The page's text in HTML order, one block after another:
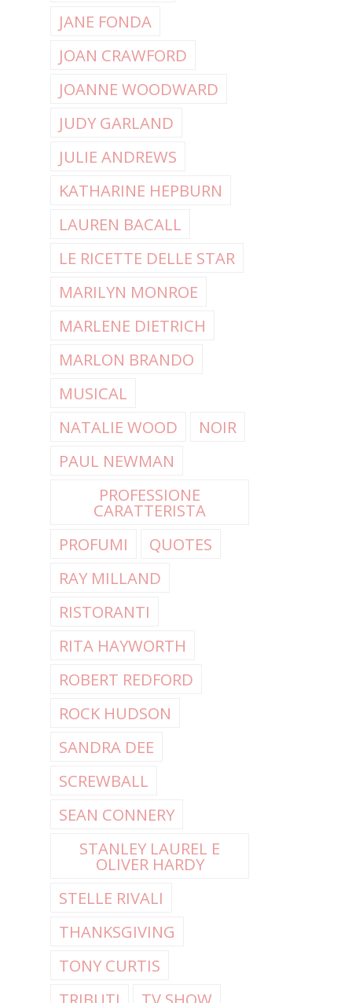
JANE FONDA
JOAN CRAWFORD
JOANNE WOODWARD
JUDY GARLAND
JULIE ANDREWS
KATHARINE HEPBURN
LAUREN BACALL
LE RICETTE DELLE STAR
MARILYN MONROE
MARLENE DIETRICH
MARLON BRANDO
MUSICAL
NATALIE WOOD
NOIR
PAUL NEWMAN
PROFESSIONE
CARATTERISTA
PROFUMI
QUOTES
RAY MILLAND
RISTORANTI
RITA HAYWORTH
ROBERT REDFORD
ROCK HUDSON
SANDRA DEE
SCREWBALL
SEAN CONNERY
STANLEY LAUREL E
OLIVER HARDY
STELLE RIVALI
THANKSGIVING
TONY CURTIS